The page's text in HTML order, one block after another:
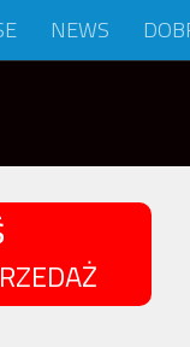
NEWS